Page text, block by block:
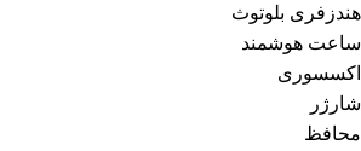
هندزفری بلوتوث
ساعت هوشمند
اکسسوری
شارژر
محافظ